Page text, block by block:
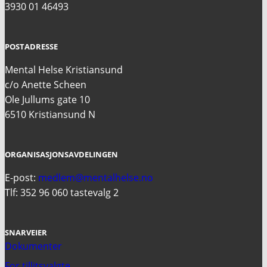
3930 01 46493
POSTADRESSE
Mental Helse Kristiansund
c/o Anette Scheen
Ole Jullums gate 10
6510 Kristiansund N
ORGANISASJONSAVDELINGEN
E-post: medlem@mentalhelse.no
Tlf: 352 96 060 tastevalg 2
SNARVEIER
Dokumenter